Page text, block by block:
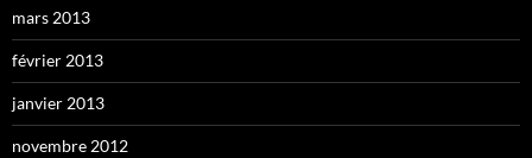
mars 2013
février 2013
janvier 2013
novembre 2012